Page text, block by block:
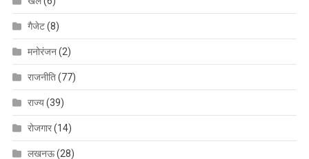
गैजेट(8)
मनोरंजन(2)
राजनीति(77)
राज्य(39)
रोजगार(14)
लखनऊ(28)